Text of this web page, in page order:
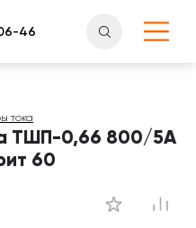
тока
ТШП-0,66 800/5А
60